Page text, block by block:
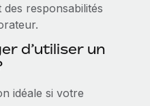
et en toute
responsabilités
d’utiliser un
idéale si votre